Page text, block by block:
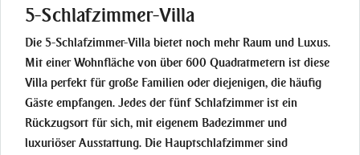
5-Schlafzimmer-Villa
Die 5-Schlafzimmer-Villa bietet noch mehr Raum und Luxus.
Mit einer Wohnfläche von über 600 Quadratmetern ist diese
Villa perfekt für große Familien oder diejenigen, die häufig
Gäste empfangen. Jedes der fünf Schlafzimmer ist ein
Rückzugsort für sich, mit eigenem Badezimmer und
luxuriöser Ausstattung. Die Hauptschlafzimmer sind